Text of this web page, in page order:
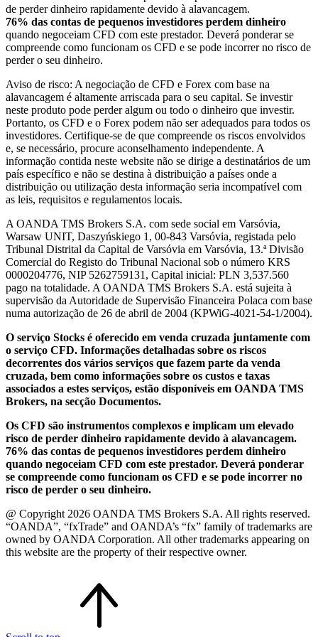
de perder dinheiro rapidamente devido à alavancagem.
76% das contas de pequenos investidores perdem dinheiro
quando negoceiam CFD com este prestador. Deverá ponderar se
compreende como funcionam os CFD e se pode incorrer no risco de
perder o seu dinheiro.
Aviso de risco: A negociação de CFD e Forex com base na
alavancagem é altamente arriscada para o seu capital. Se investir
neste produto pode perder algum ou todo o dinheiro que investir.
Portanto, os CFD e o Forex podem não ser adequados para todos os
investidores. Certifique-se de que compreende os riscos envolvidos
e, se necessário, procure aconselhamento independente. A
informação contida neste website não se dirige a destinatários de um
país específico e não se destina à distribuição a países onde a
distribuição ou utilização desta informação seria incompatível com
as leis, requisitos e regulamentos locais.
A OANDA TMS Brokers S.A. com sede social em Varsóvia,
Warsaw UNIT, Daszyńskiego 1, 00-843 Varsóvia, registada pelo
Tribunal Distrital da Capital de Varsóvia em Varsóvia, 13.ª Divisão
Comercial do Registo do Tribunal Nacional sob o número KRS
0000204776, NIP 5262759131, Capital inicial: PLN 3,537.560
pago na totalidade. A OANDA TMS Brokers S.A. está sujeita à
supervisão da Autoridade de Supervisão Financeira Polaca com base
numa autorização de 26 de abril de 2004 (KPWiG-4021-54-1/2004).
O serviço Stocks é oferecido em venda cruzada juntamente com
o serviço CFD. Informações detalhadas sobre os riscos
decorrentes dos vários serviços que fazem parte da venda
cruzada, bem como informações sobre os custos e taxas
associados a estes serviços, estão disponíveis em OANDA TMS
Brokers, na secção Documentos.
Os CFD são instrumentos complexos e implicam um elevado
risco de perder dinheiro rapidamente devido à alavancagem.
76% das contas de pequenos investidores perdem dinheiro
quando negoceiam CFD com este prestador. Deverá ponderar
se compreende como funcionam os CFD e se pode incorrer no
risco de perder o seu dinheiro.
@ Copyright 2026 OANDA TMS Brokers S.A. All rights reserved.
“OANDA”, “fxTrade” and OANDA’s “fx” family of trademarks are
owned by OANDA Corporation. All other trademarks appearing on
this website are the property of their respective owner.